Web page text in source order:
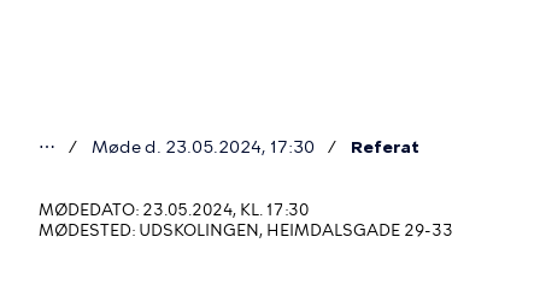
er
her
⋯ Møde d. 23.05.2024, 17:30 Referat
MØDEDATO: 23.05.2024, KL. 17:30
MØDESTED: UDSKOLINGEN, HEIMDALSGADE 29-33